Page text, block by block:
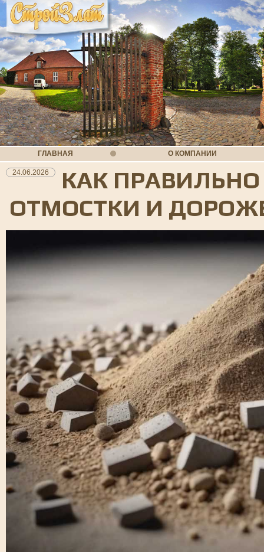
ГЛАВНАЯ О КОМПАНИИ
24.06.2026
КАК
ОТМОСТКИ И